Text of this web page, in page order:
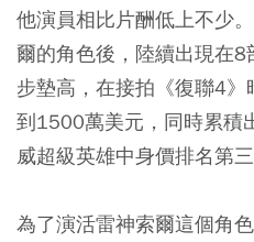
他演員相比片酬低上不少
爾的角色後，陸續出現在
步墊高，在接拍《復聯4
到1500萬美元，同時累積
威超級英雄中身價排名第三
為了演活雷神索爾這個角